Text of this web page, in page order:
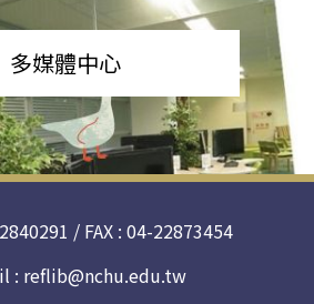
多媒體中心
/ FAX : 04-22873454
: reflib@nchu.edu.tw